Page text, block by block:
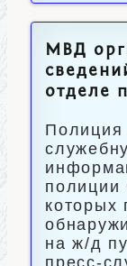
МВД
отделе
Полиция
полиции
которых
на ж/д
пресс-